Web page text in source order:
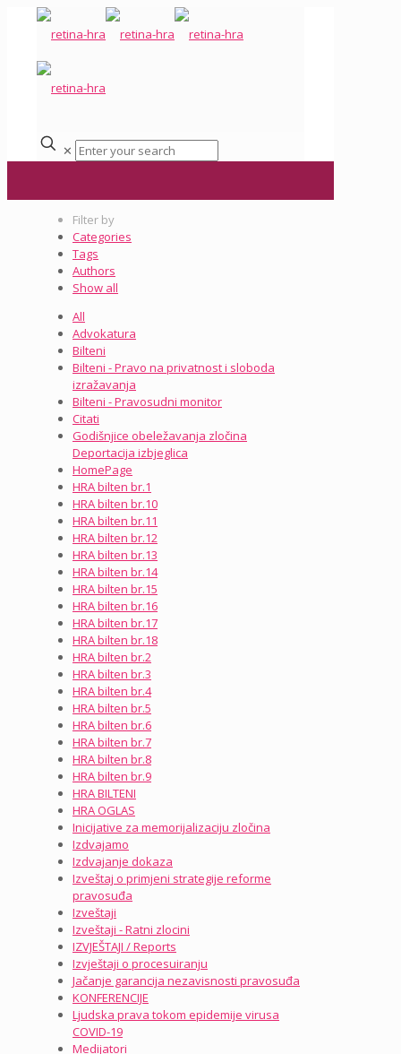
✕
Filter by
Categories
Tags
Authors
Show all
All
Advokatura
Bilteni
Bilteni - Pravo na privatnost i sloboda
izražavanja
Bilteni - Pravosudni monitor
Citati
Godišnjice obeležavanja zločina
Deportacija izbjeglica
HomePage
HRA bilten br.1
HRA bilten br.10
HRA bilten br.11
HRA bilten br.12
HRA bilten br.13
HRA bilten br.14
HRA bilten br.15
HRA bilten br.16
HRA bilten br.17
HRA bilten br.18
HRA bilten br.2
HRA bilten br.3
HRA bilten br.4
HRA bilten br.5
HRA bilten br.6
HRA bilten br.7
HRA bilten br.8
HRA bilten br.9
HRA BILTENI
HRA OGLAS
Inicijative za memorijalizaciju zločina
Izdvajamo
Izdvajanje dokaza
Izveštaj o primjeni strategije reforme
pravosuđa
Izveštaji
Izveštaji - Ratni zlocini
IZVJEŠTAJI / Reports
Izvještaji o procesuiranju
Jačanje garancija nezavisnosti pravosuđa
KONFERENCIJE
Ljudska prava tokom epidemije virusa
COVID-19
Medijatori